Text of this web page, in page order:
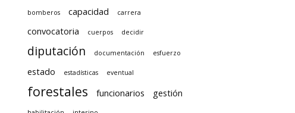
bomberos capacidad carrera
convocatoria cuerpos decidir
diputación documentación esfuerzo
estado estadísticas eventual
forestales funcionarios gestión